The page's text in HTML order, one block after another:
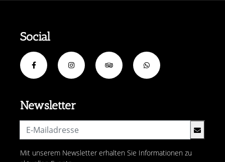
Newsletter
Mit unserem Newsletter erhalten Sie Informationen zu
Social